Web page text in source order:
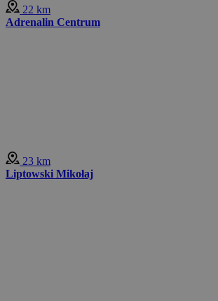
22 km
Adrenalin Centrum
23 km
Liptowski Mikołaj